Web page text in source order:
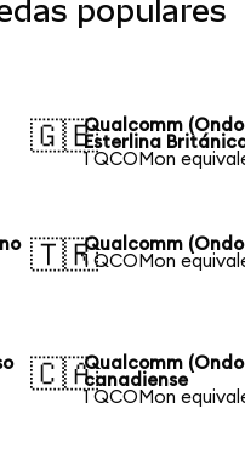
populares
🇬🇧Qualcomm
Esterlina
1 QCOMon
🇹🇷Qualcomm
1 QCOMon
🇨🇦Qualcomm
canadiense
1 QCOMon